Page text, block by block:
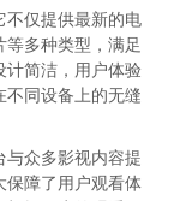
不仅提供最新的电
多种类型，满足
计简洁，用户体验
不同设备上的无缝
与众多影视内容提
保障了用户观看体